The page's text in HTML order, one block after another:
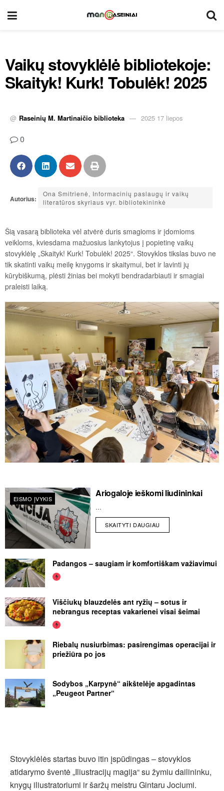
Vaikų stovyklėlė bibliotekoje:
Skaityk! Kurk! Tobulėk! 2025
@ Raseinių M. Martinaičio biblioteka 2025 17 liepos
0
Autorius:
Ona Smitrienė, Informacinių paslaugų ir vaikų
literatūros skyriaus vyr. bibliotekininkė
Šią vasarą biblioteka vėl atvėrė duris smagioms ir įdomioms
veikloms, kviesdama mažuosius lankytojus į popietinę vaikų
stovyklėlę „Skaityk! Kurk! Tobulėk! 2025“. Stovyklos tikslas buvo ne
tik skatinti vaikų meilę knygoms ir skaitymui, bet ir lavinti jų
kūrybiškumą, plėsti žinias bei mokyti bendradarbiauti ir smagiai
praleisti laiką.
EISMO ĮVYKIS Ariogaloje ieškomi liudininkai
...
SKAITYTI DAUGIAU
Padangos – saugiam ir komfortiškam važiavimui
Viščiukų blauzdelės ant ryžių – sotus ir
nebrangus receptas vakarienei visai šeimai
Riebalų nusiurbimas: pasirengimas operacijai ir
priežiūra po jos
Sodybos „Karpynė“ aikštelėje apgadintas
„Peugeot Partner“
Stovyklėlės startas buvo itin įspūdingas – stovyklos
atidarymo šventė „Iliustracijų magija“ su žymiu dailininku,
knygų iliustratoriumi ir šaržų meistru Gintaru Jociumi.